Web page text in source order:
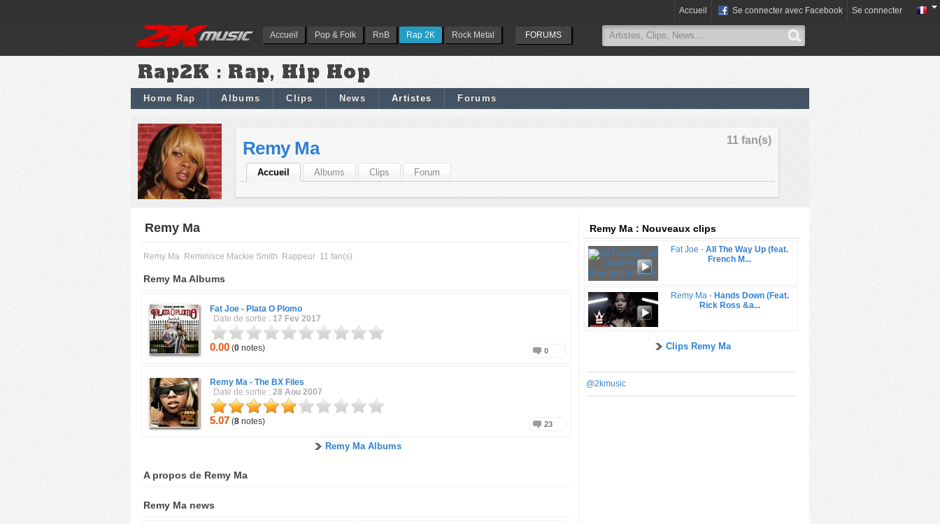
Accueil Pop & Folk RnB Rap 2K Rock Metal FORUMS
Accueil Se connecter avec Facebook Se connecter
Rap2K : Rap, Hip Hop
Home Rap Albums Clips News Artistes Forums
11 fan(s)
Remy Ma
Accueil Albums Clips Forum
Remy Ma
Remy Ma Reminisce Mackie Smith Rappeur 11 fan(s)
Remy Ma Albums
Fat Joe - Plata O Plomo
Date de sortie : 17 Fev 2017
0.00 (0 notes) 0
Remy Ma - The BX Files
Date de sortie : 28 Aou 2007
5.07 (8 notes) 23
Remy Ma Albums
A propos de Remy Ma
Remy Ma news
Remy Ma : Nouveaux clips
Fat Joe - All The Way Up (feat.
French M...
Remy Ma - Hands Down (Feat.
Rick Ross &a...
Clips Remy Ma
@2kmusic